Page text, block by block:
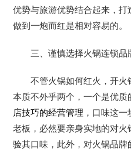
优势与旅游优势结合起来，打
做到一炮而红是相对容易的。
三、谨慎选择火锅连锁品
不管火锅如何红火，开
本质不外乎两个，一个是优
店技巧的经营管理 ，口味这
老板，必然要亲身实地的对
验其口味，此外，对火锅品